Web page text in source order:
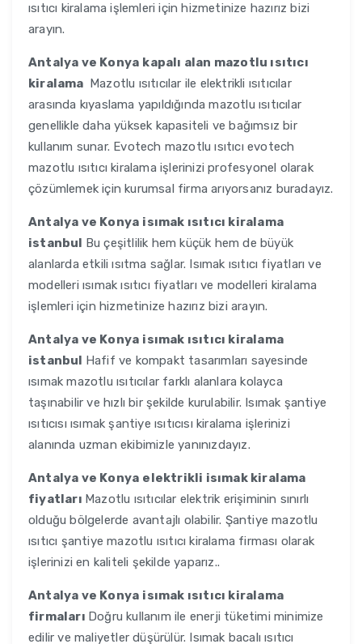
ısıtıcı kiralama işlemleri için hizmetinize hazırız bizi
arayın.
Antalya ve Konya kapalı alan mazotlu ısıtıcı
kiralama Mazotlu ısıtıcılar ile elektrikli ısıtıcılar
arasında kıyaslama yapıldığında mazotlu ısıtıcılar
genellikle daha yüksek kapasiteli ve bağımsız bir
kullanım sunar. Evotech mazotlu ısıtıcı evotech
mazotlu ısıtıcı kiralama işlerinizi profesyonel olarak
çözümlemek için kurumsal firma arıyorsanız buradayız.
Antalya ve Konya isımak ısıtıcı kiralama
istanbul Bu çeşitlilik hem küçük hem de büyük
alanlarda etkili ısıtma sağlar. Isımak ısıtıcı fiyatları ve
modelleri ısımak ısıtıcı fiyatları ve modelleri kiralama
işlemleri için hizmetinize hazırız bizi arayın.
Antalya ve Konya isımak ısıtıcı kiralama
istanbul Hafif ve kompakt tasarımları sayesinde
ısımak mazotlu ısıtıcılar farklı alanlara kolayca
taşınabilir ve hızlı bir şekilde kurulabilir. Isımak şantiye
ısıtıcısı ısımak şantiye ısıtıcısı kiralama işlerinizi
alanında uzman ekibimizle yanınızdayız.
Antalya ve Konya elektrikli isımak kiralama
fiyatları Mazotlu ısıtıcılar elektrik erişiminin sınırlı
olduğu bölgelerde avantajlı olabilir. Şantiye mazotlu
ısıtıcı şantiye mazotlu ısıtıcı kiralama firması olarak
işlerinizi en kaliteli şekilde yaparız..
Antalya ve Konya isımak ısıtıcı kiralama
firmaları Doğru kullanım ile enerji tüketimi minimize
edilir ve maliyetler düşürülür. Isımak bacalı ısıtıcı